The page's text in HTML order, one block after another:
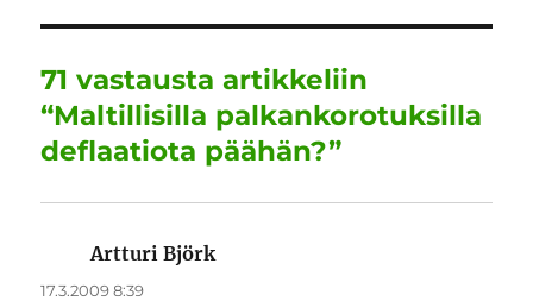
b
o
o
k
r
d
I
n
A
p
p
r
a
m
71 vastausta artikkeliin
“Maltillisilla palkankorotuksilla
deflaatiota päähän?”
Artturi Björk
17.3.2009 8:39